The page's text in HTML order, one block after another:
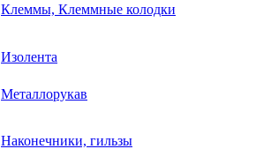
Клеммы, Клеммные колодки
Изолента
Металлорукав
Наконечники, гильзы